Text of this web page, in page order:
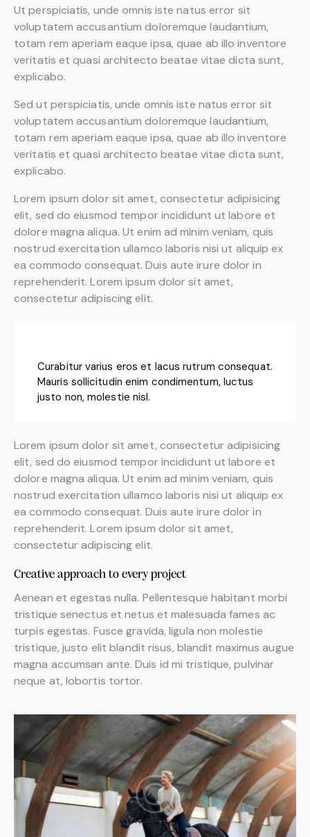
Ut perspiciatis, unde omnis iste natus error sit
voluptatem accusantium doloremque laudantium,
totam rem aperiam eaque ipsa, quae ab illo inventore
veritatis et quasi architecto beatae vitae dicta sunt,
explicabo.
Sed ut perspiciatis, unde omnis iste natus error sit
voluptatem accusantium doloremque laudantium,
totam rem aperiam eaque ipsa, quae ab illo inventore
veritatis et quasi architecto beatae vitae dicta sunt,
explicabo.
Lorem ipsum dolor sit amet, consectetur adipisicing
elit, sed do eiusmod tempor incididunt ut labore et
dolore magna aliqua. Ut enim ad minim veniam, quis
nostrud exercitation ullamco laboris nisi ut aliquip ex
ea commodo consequat. Duis aute irure dolor in
reprehenderit. Lorem ipsum dolor sit amet,
consectetur adipiscing elit.
Curabitur varius eros et lacus rutrum consequat.
Mauris sollicitudin enim condimentum, luctus
justo non, molestie nisl.
Lorem ipsum dolor sit amet, consectetur adipisicing
elit, sed do eiusmod tempor incididunt ut labore et
dolore magna aliqua. Ut enim ad minim veniam, quis
nostrud exercitation ullamco laboris nisi ut aliquip ex
ea commodo consequat. Duis aute irure dolor in
reprehenderit. Lorem ipsum dolor sit amet,
consectetur adipiscing elit.
Creative approach to every project
Aenean et egestas nulla. Pellentesque habitant morbi
tristique senectus et netus et malesuada fames ac
turpis egestas. Fusce gravida, ligula non molestie
tristique, justo elit blandit risus, blandit maximus augue
magna accumsan ante. Duis id mi tristique, pulvinar
neque at, lobortis tortor.